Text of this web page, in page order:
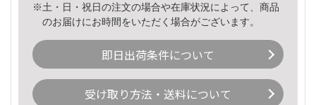
※土・日・祝日の注文の場合や在庫状況によって、商品
のお届けにお時間をいただく場合がございます。
即日出荷条件について
受け取り方法・送料について